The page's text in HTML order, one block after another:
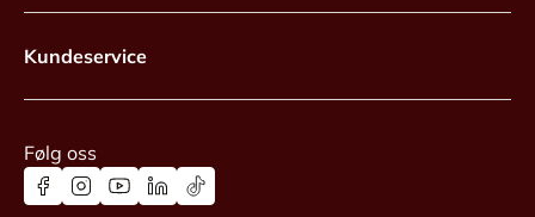
Kundeservice
Følg oss